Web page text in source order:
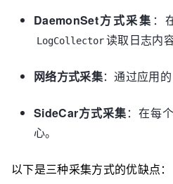
DaemonSet方式采集 ：
LogCollector 读取日志内
网络方式采集：通过应用
SideCar方式采集：在每个
心。
以下是三种采集方式的优缺点：